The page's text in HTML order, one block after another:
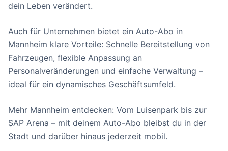
dein Leben verändert.
Auch für Unternehmen bietet ein Auto-Abo in
Mannheim klare Vorteile: Schnelle Bereitstellung von
Fahrzeugen, flexible Anpassung an
Personalveränderungen und einfache Verwaltung –
ideal für ein dynamisches Geschäftsumfeld.
Mehr Mannheim entdecken: Vom Luisenpark bis zur
SAP Arena – mit deinem Auto-Abo bleibst du in der
Stadt und darüber hinaus jederzeit mobil.